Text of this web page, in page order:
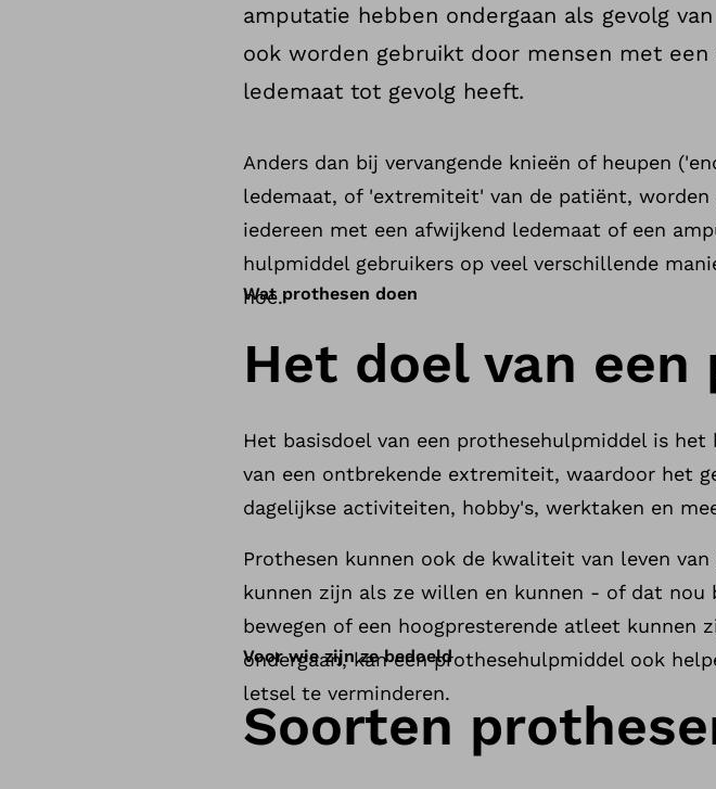
amputatie hebben ondergaan als gevolg
ook worden gebruikt door mensen met
ledemaat tot gevolg heeft.
Anders dan bij vervangende knieën of heupen
ledemaat, of 'extremiteit' van de patiënt,
iedereen met een afwijkend ledemaat of een
hulpmiddel gebruikers op veel verschillende
hoe.
Wat prothesen doen
Het doel van een
Het basisdoel van een prothesehulpmiddel is
van een ontbrekende extremiteit, waardoor het
dagelijkse activiteiten, hobby's, werktaken en
Prothesen kunnen ook de kwaliteit van leven
kunnen zijn als ze willen en kunnen - of dat
bewegen of een hoogpresterende atleet kunnen
ondergaan, kan een prothesehulpmiddel ook
letsel te verminderen.
Voor wie zijn ze bedoeld
Soorten